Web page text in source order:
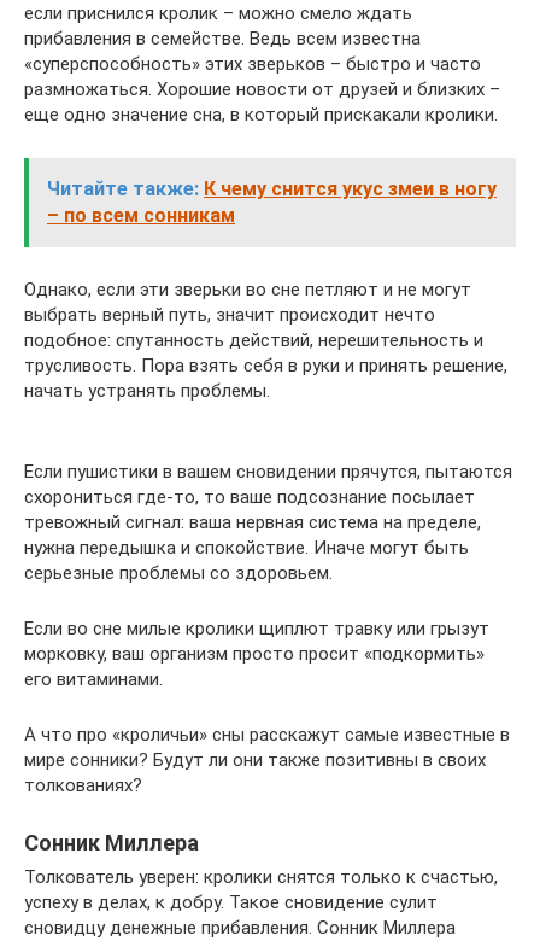
если приснился кролик – можно смело ждать
прибавления в семействе. Ведь всем известна
«суперспособность» этих зверьков – быстро и часто
размножаться. Хорошие новости от друзей и близких –
еще одно значение сна, в который прискакали кролики.
Читайте также: К чему снится укус змеи в ногу
– по всем сонникам
Однако, если эти зверьки во сне петляют и не могут
выбрать верный путь, значит происходит нечто
подобное: спутанность действий, нерешительность и
трусливость. Пора взять себя в руки и принять решение,
начать устранять проблемы.
Если пушистики в вашем сновидении прячутся, пытаются
схорониться где-то, то ваше подсознание посылает
тревожный сигнал: ваша нервная система на пределе,
нужна передышка и спокойствие. Иначе могут быть
серьезные проблемы со здоровьем.
Если во сне милые кролики щиплют травку или грызут
морковку, ваш организм просто просит «подкормить»
его витаминами.
А что про «кроличьи» сны расскажут самые известные в
мире сонники? Будут ли они также позитивны в своих
толкованиях?
Сонник Миллера
Толкователь уверен: кролики снятся только к счастью,
успеху в делах, к добру. Такое сновидение сулит
сновидцу денежные прибавления. Сонник Миллера